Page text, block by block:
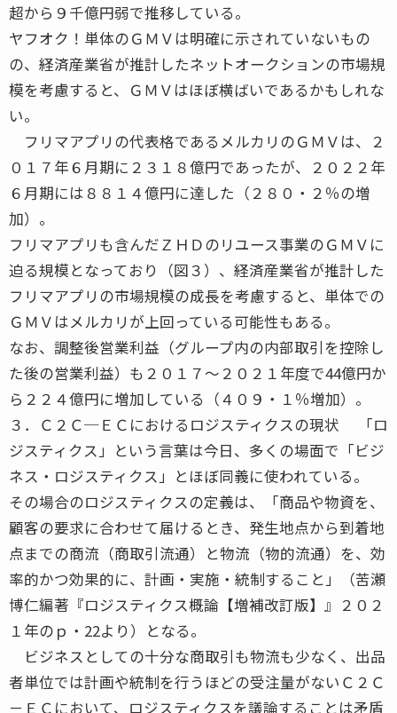
超から９千億円弱で推移している。
ヤフオク！単体のＧＭＶは明確に示されていないもの
の、経済産業省が推計したネットオークションの市場規
模を考慮すると、ＧＭＶはほぼ横ばいであるかもしれな
い。
フリマアプリの代表格であるメルカリのＧＭＶは、２
０１７年６月期に２３１８億円であったが、２０２２年
６月期には８８１４億円に達した（２８０・２％の増
加）。
フリマアプリも含んだＺＨＤのリユース事業のＧＭＶに
迫る規模となっており（図３）、経済産業省が推計した
フリマアプリの市場規模の成長を考慮すると、単体での
ＧＭＶはメルカリが上回っている可能性もある。
なお、調整後営業利益（グループ内の内部取引を控除し
た後の営業利益）も２０１７〜２０２１年度で44億円か
ら２２４億円に増加している（４０９・１％増加）。
３．Ｃ２Ｃ─ＥＣにおけるロジスティクスの現状 「ロ
ジスティクス」という言葉は今日、多くの場面で「ビジ
ネス・ロジスティクス」とほぼ同義に使われている。
その場合のロジスティクスの定義は、「商品や物資を、
顧客の要求に合わせて届けるとき、発生地点から到着地
点までの商流（商取引流通）と物流（物的流通）を、効
率的かつ効果的に、計画・実施・統制すること」（苦瀬
博仁編著『ロジスティクス概論【増補改訂版】』２０２
１年のｐ・22より）となる。
ビジネスとしての十分な商取引も物流も少なく、出品
者単位では計画や統制を行うほどの受注量がないＣ２Ｃ
－ＥＣにおいて、ロジスティクスを議論することは矛盾